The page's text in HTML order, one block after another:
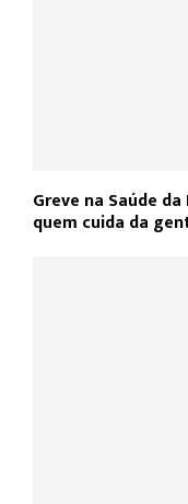
Greve na Saúde
quem cuida da